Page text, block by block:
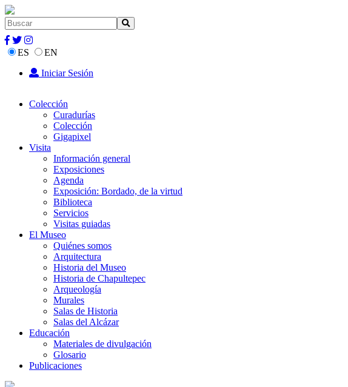
ES
EN
Iniciar Sesión
Colección
Curadurías
Colección
Gigapixel
Visita
Información general
Exposiciones
Agenda
Exposición: Bordado, de la virtud
Biblioteca
Servicios
Visitas guiadas
El Museo
Quiénes somos
Arquitectura
Historia del Museo
Historia de Chapultepec
Arqueología
Murales
Salas de Historia
Salas del Alcázar
Educación
Materiales de divulgación
Glosario
Publicaciones